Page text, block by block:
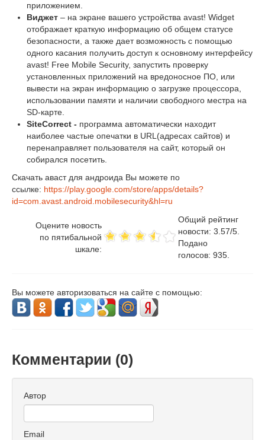
приложением.
Виджет – на экране вашего устройства avast! Widget
отображает краткую информацию об общем статусе
безопасности, а также дает возможность с помощью
одного касания получить доступ к основному интерфейсу
avast! Free Mobile Security, запустить проверку
установленных приложений на вредоносное ПО, или
вывести на экран информацию о загрузке процессора,
использовании памяти и наличии свободного местра на
SD-карте.
SiteCorrect - программа автоматически находит
наиболее частые опечатки в URL(адресах сайтов) и
перенаправляет пользователя на сайт, который он
собирался посетить.
Скачать аваст для андроида Вы можете по
ссылке: https://play.google.com/store/apps/details?
id=com.avast.android.mobilesecurity&hl=ru
Оцените новость
по пятибальной
шкале:
Общий рейтинг
новости: 3.57/5.
Подано
голосов: 935.
Вы можете авторизоваться на сайте с помощью:
Комментарии (0)
Автор
Email